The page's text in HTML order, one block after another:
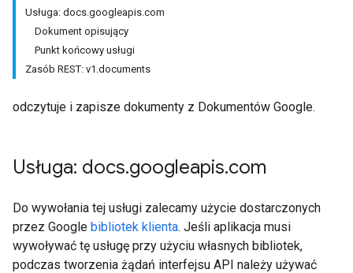
Usługa: docs.googleapis.com
Dokument opisujący
Punkt końcowy usługi
Zasób REST: v1.documents
odczytuje i zapisze dokumenty z Dokumentów Google.
Usługa: docs.googleapis.com
Do wywołania tej usługi zalecamy użycie dostarczonych
przez Google bibliotek klienta. Jeśli aplikacja musi
wywoływać tę usługę przy użyciu własnych bibliotek,
podczas tworzenia żądań interfejsu API należy używać